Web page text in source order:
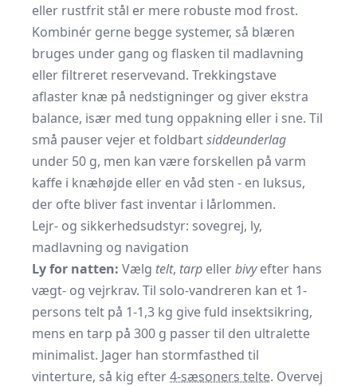
eller rustfrit stål er mere robuste mod frost.
Kombinér gerne begge systemer, så blæren
bruges under gang og flasken til madlavning
eller filtreret reservevand. Trekkingstave
aflaster knæ på nedstigninger og giver ekstra
balance, især med tung oppakning eller i sne. Til
små pauser vejer et foldbartsiddeunderlag
under 50 g, men kan være forskellen på varm
kaffe i knæhøjde eller en våd sten - en luksus,
der ofte bliver fast inventar i lårlommen.
Lejr- og sikkerhedsudstyr: sovegrej, ly,
madlavning og navigation
Ly for natten: Vælg telt, tarp ellerbivyefter hans
vægt- og vejrkrav. Til solo-vandreren kan et 1-
persons telt på 1-1,3 kg give fuld insektsikring,
mens en tarp på 300 g passer til den ultralette
minimalist. Jager han stormfasthed til
vinterture, så kig efter4-sæsoners telte. Overvej